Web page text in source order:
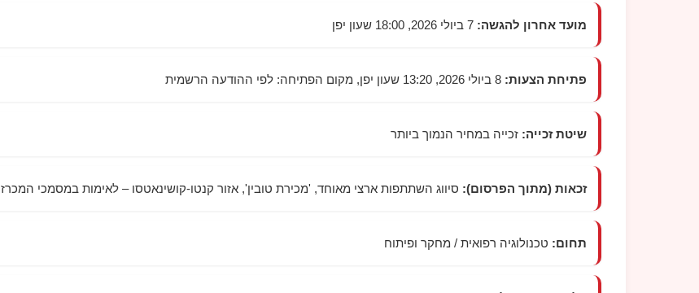
מועד אחרון להגשה:
פתיחת הצעות:
שיטת זכייה: זכייה במחיר הנמוך ביותר
זכאות (מתוך הפרסום): סיווג השתתפות ארצי מאוחד, 'מכירת טובין', אזור קנטו-קושינאטסו – לאימות במסמכי המכרז
תחום: טכנולוגיה רפואית / מחקר ופיתוח